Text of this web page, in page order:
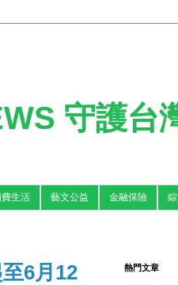
守護台
生活 藝文公益 金融保險
6月12
熱門文章